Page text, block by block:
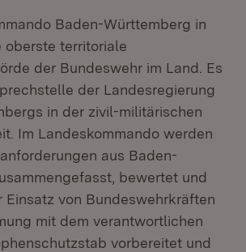
Baden-Württemberg in
territoriale
der Bundeswehr im Land. Es
der Landesregierung
in der zivil-militärischen
Im Landeskommando werden
aus Baden-
bewertet und
Einsatz von Bundeswehrkräften
mit dem verantwortlichen
vorbereitet und